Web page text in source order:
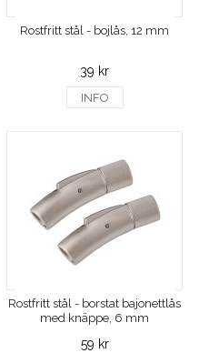
Rostfritt stål - bojlås, 12 mm
39 kr
INFO
Rostfritt stål - borstat bajonettlås
med knäppe, 6 mm
59 kr